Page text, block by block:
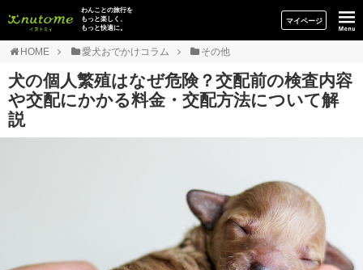
イヌトミィ
わんことの旅行を
もっと楽しく、
もっと快適に。
マイページ
HOME 愛犬おでかけコラム その他
犬の個人繁殖はなぜ危険？交配前の検査内容
や交配にかかる料金・交配方法について解
説